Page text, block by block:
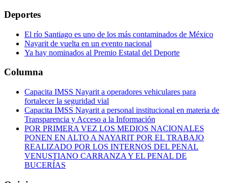
Deportes
El río Santiago es uno de los más contaminados de México
Nayarit de vuelta en un evento nacional
Ya hay nominados al Premio Estatal del Deporte
Columna
Capacita IMSS Nayarit a operadores vehiculares para
fortalecer la seguridad vial
Capacita IMSS Nayarit a personal institucional en materia de
Transparencia y Acceso a la Información
POR PRIMERA VEZ LOS MEDIOS NACIONALES
PONEN EN ALTO A NAYARIT POR EL TRABAJO
REALIZADO POR LOS INTERNOS DEL PENAL
VENUSTIANO CARRANZA Y EL PENAL DE
BUCERÍAS